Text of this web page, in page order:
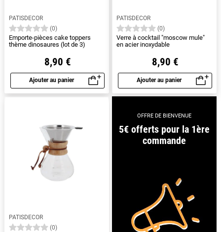
PATISDECOR
(0)
Emporte-pièces cake toppers
thème dinosaures (lot de 3)
8,90 €
Ajouter au panier
Aperçu rapide
PATISDECOR
(0)
Verre à cocktail "moscow mule"
en acier inoxydable
8,90 €
Ajouter au panier
Aperçu rapide
PATISDECOR
(0)
OFFRE DE BIENVENUE
5€ offerts pour la 1ère
commande